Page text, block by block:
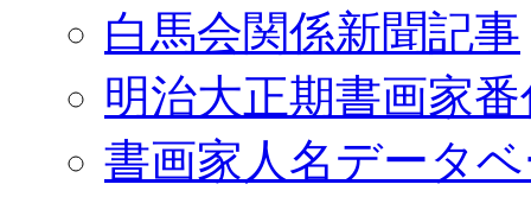
白馬会関係新聞記事
明治大正期書画家
書画家人名データ